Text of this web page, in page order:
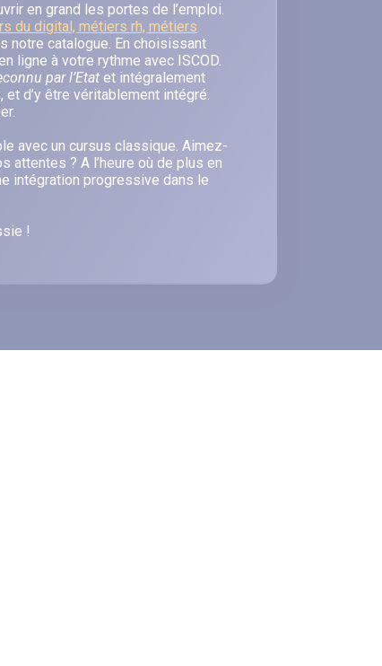
en grand les portes de l’emploi.
du digital, métiers rh, métiers
notre catalogue. En choisissant
ligne à votre rythme avec ISCOD.
par l’Etat et intégralement
et d’y être véritablement intégré.
avec un cursus classique. Aimez-
attentes ? A l’heure où de plus en
intégration progressive dans le
!